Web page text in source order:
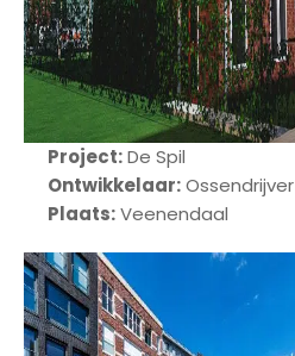
Project:De Spil
Ontwikkelaar:Ossendrijver
Plaats:Veenendaal